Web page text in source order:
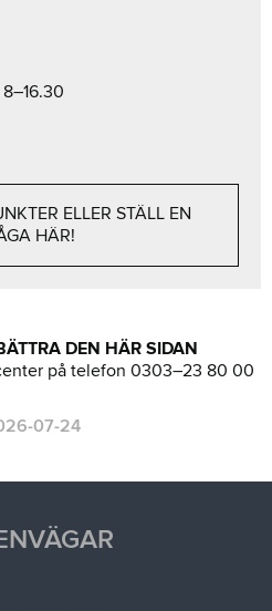
ELLER STÄLL EN
HÄR!
DEN HÄR SIDAN
på telefon 0303–23 80 00
07-24